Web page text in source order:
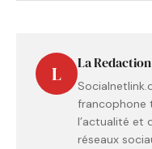
L La Redaction
francophone
l’actualité et
réseaux